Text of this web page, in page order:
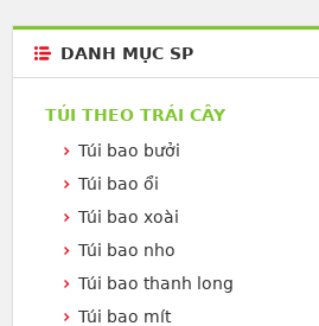
DANH MỤC SP
TÚI THEO TRÁI CÂY
Túi bao bưởi
Túi bao ổi
Túi bao xoài
Túi bao nho
Túi bao thanh long
Túi bao mít